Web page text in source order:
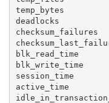
temp_bytes
deadlocks
checksum_failures
blk_read_time
blk_write_time
session_time
active_time